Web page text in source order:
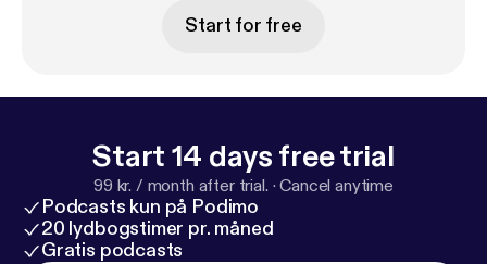
Start for free
Start 14 days free trial
99 kr. / month after trial. ·Cancel anytime
Podcasts kun på Podimo
20 lydbogstimer pr. måned
Gratis podcasts